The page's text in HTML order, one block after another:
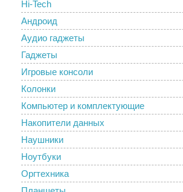
Hi-Tech
Андроид
Аудио гаджеты
Гаджеты
Игровые консоли
Колонки
Компьютер и комплектующие
Накопители данных
Наушники
Ноутбуки
Оргтехника